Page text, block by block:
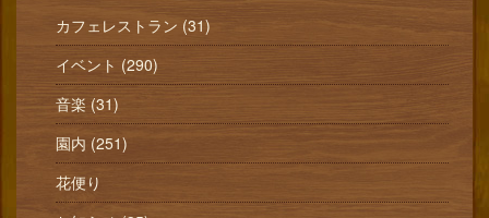
カフェレストラン (31)
イベント (290)
音楽 (31)
園内 (251)
花便り